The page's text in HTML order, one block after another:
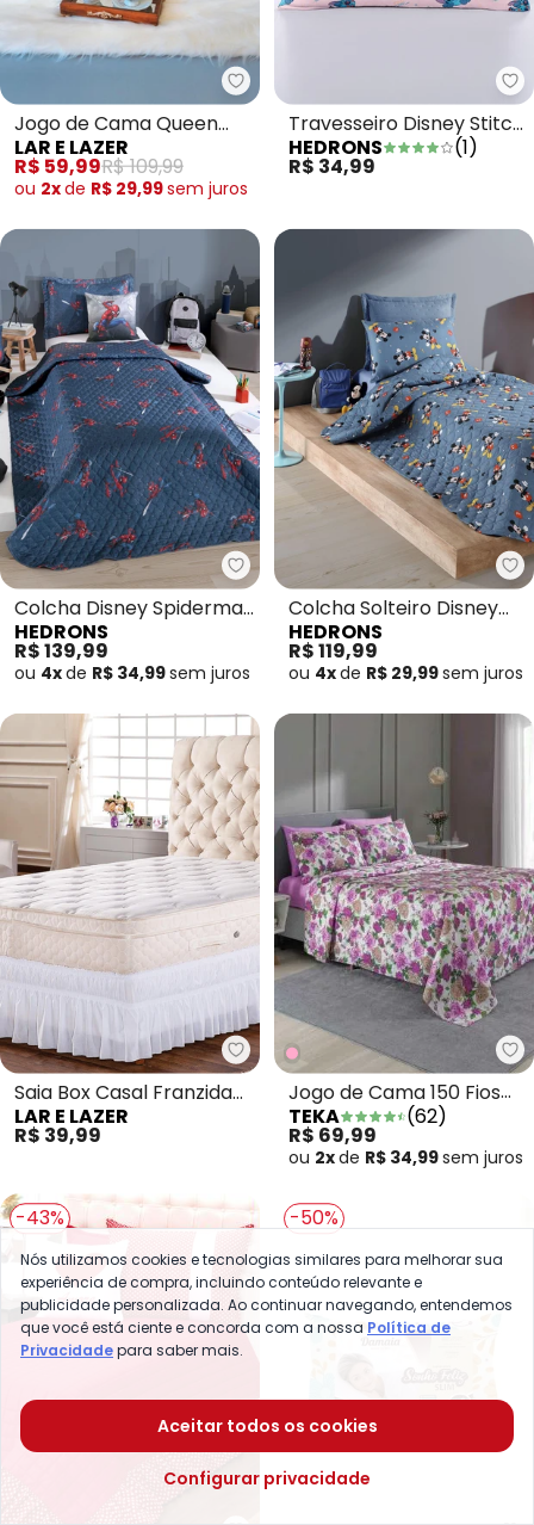
Lar e Lazer - Jogo de Cama
Jogo de Cama Queen
Cinza 3 Peças
LAR E LAZER
R$ 59,99R$ 109,99
ou 2x de R$ 29,99 semjuros
Travesseiro Disney Stitch
Love 1 Peça
HEDRONS (1)
R$ 34,99
Hedrons - Colcha Disney
Colcha Disney Spiderman
Solteiro 1 Peça
HEDRONS
R$ 139,99
ou 4x de R$ 34,99 semjuros
Colcha Solteiro Disney
Mickey Dance Azul
HEDRONS
R$ 119,99
ou 4x de R$ 29,99 semjuros
Lar e Lazer - Saia Box Casal
Saia Box Casal Franzida
Branca 1 Peça
LAR E LAZER
R$ 39,99
Jogo de Cama 150 Fios
Rosa Solteiro 3 Peças
TEKA (62)
R$ 69,99
ou 2x de R$ 34,99 semjuros
-43% -50%
Nós utilizamos cookies e tecnologias similares para melhorar sua
experiência de compra, incluindo conteúdo relevante e
publicidade personalizada. Ao continuar navegando, entendemos
que você está ciente e concorda com a nossa Política de
Privacidadepara saber mais.
Aceitar todos os cookies
Configurar privacidade